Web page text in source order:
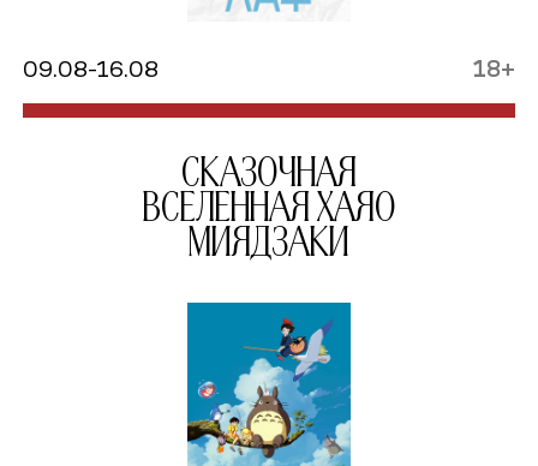
09.08-16.08 18+
Сказочная
вселенная Хаяо
Миядзаки